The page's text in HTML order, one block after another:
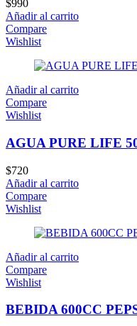
$990
Añadir al carrito
Compare
Wishlist
Añadir al carrito
Compare
Wishlist
AGUA PURE LIFE
$720
Añadir al carrito
Compare
Wishlist
Añadir al carrito
Compare
Wishlist
BEBIDA 600CC